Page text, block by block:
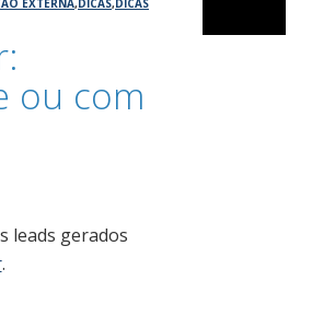
EXTERNA,DICAS,DICAS
ou com
leads gerados
.